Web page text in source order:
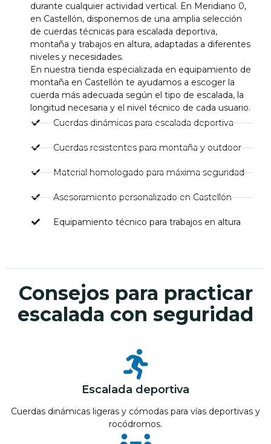
durante cualquier actividad vertical. En Meridiano 0,
en Castellón, disponemos de una amplia selección
de cuerdas técnicas para escalada deportiva,
montaña y trabajos en altura, adaptadas a diferentes
niveles y necesidades.
En nuestra tienda especializada en equipamiento de
montaña en Castellón te ayudamos a escoger la
cuerda más adecuada según el tipo de escalada, la
longitud necesaria y el nivel técnico de cada usuario.
Cuerdas dinámicas para escalada deportiva
Cuerdas resistentes para montaña y outdoor
Material homologado para máxima seguridad
Asesoramiento personalizado en Castellón
Equipamiento técnico para trabajos en altura
Consejos para practicar
escalada con seguridad
Escalada deportiva
Cuerdas dinámicas ligeras y cómodas para vías deportivas y
rocódromos.